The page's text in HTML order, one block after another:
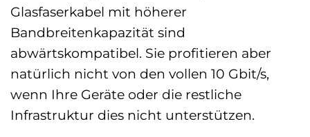
Glasfaserkabel mit höherer
Bandbreitenkapazität sind
abwärtskompatibel. Sie profitieren aber
natürlich nicht von den vollen 10 Gbit/s,
wenn Ihre Geräte oder die restliche
Infrastruktur dies nicht unterstützen.